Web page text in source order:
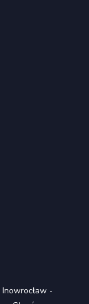
Inowrocław-